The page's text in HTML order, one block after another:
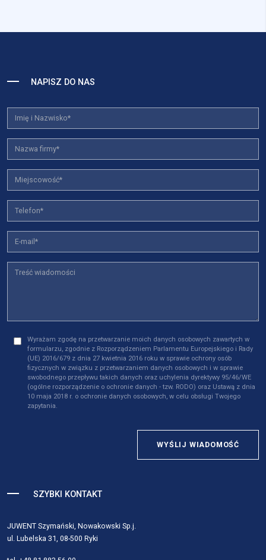
SZYBKI KONTAKT
JUWENT Szymański, Nowakowski Sp.j.
ul. Lubelska 31, 08-500 Ryki
NAPISZ DO NAS
Wyrażam zgodę na przetwarzanie moich danych osobowych zawartych w
formularzu, zgodnie z Rozporządzeniem Parlamentu Europejskiego i Rady
(UE) 2016/679 z dnia 27 kwietnia 2016 roku w sprawie ochrony osób
fizycznych w związku z przetwarzaniem danych osobowych i w sprawie
swobodnego przepływu takich danych oraz uchylenia dyrektywy 95/46/WE
(ogólne rozporządzenie o ochronie danych - tzw. RODO) oraz Ustawą z dnia
10 maja 2018 r. o ochronie danych osobowych, w celu obsługi Twojego
zapytania.
WYŚLIJ WIADOMOŚĆ